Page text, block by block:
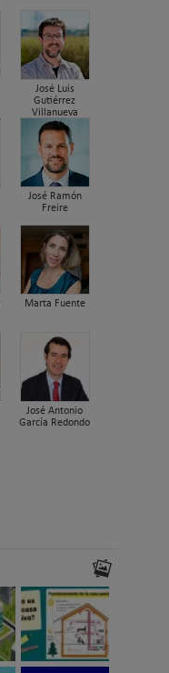
José Luis
Gutiérrez
Villanueva
José Ramón
Freire
Marta Fuente
José Antonio
García Redondo